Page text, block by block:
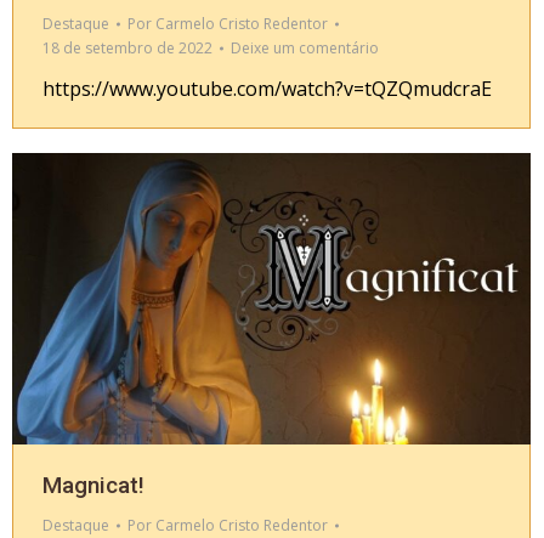
Destaque Por Carmelo Cristo Redentor
18 de setembro de 2022
Deixe um comentário
https://www.youtube.com/watch?v=tQZQmudcraE
Magnicat!
Destaque Por Carmelo Cristo Redentor